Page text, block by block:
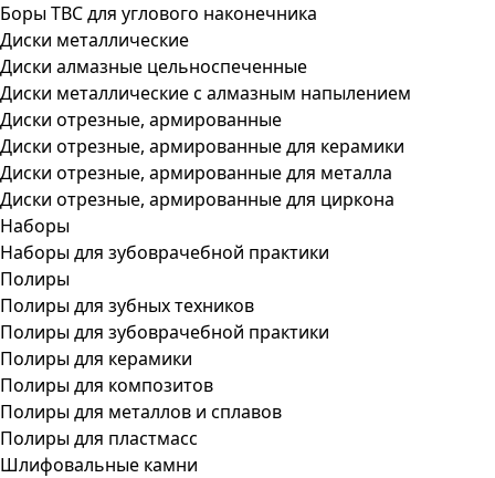
Боры ТВС для углового наконечника
Диски металлические
Диски алмазные цельноспеченные
Диски металлические с алмазным напылением
Диски отрезные, армированные
Диски отрезные, армированные для керамики
Диски отрезные, армированные для металла
Диски отрезные, армированные для циркона
Наборы
Наборы для зубоврачебной практики
Полиры
Полиры для зубных техников
Полиры для зубоврачебной практики
Полиры для керамики
Полиры для композитов
Полиры для металлов и сплавов
Полиры для пластмасс
Шлифовальные камни